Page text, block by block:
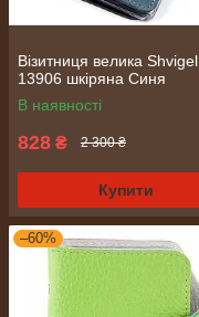
Візитниця велика Shvigel
13906 шкіряна Синя
В наявності
828 ₴ 2 300 ₴
Купити
–60%